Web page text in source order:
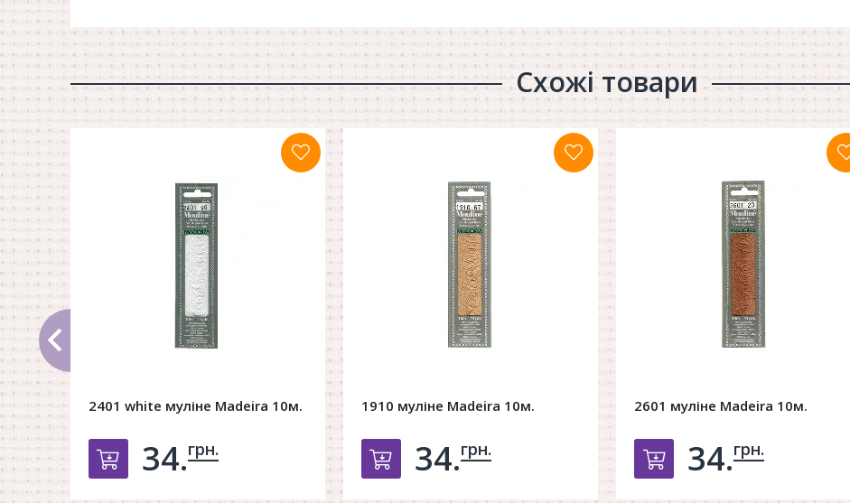
Схожі товари
2401 white муліне Madeira 10м.
Добавить в корзину
34.грн.
1910 муліне Madeira 10м.
Добавить в корзину
34.грн.
2601 муліне Madeira 10м.
Добавить в корзину
34.грн.